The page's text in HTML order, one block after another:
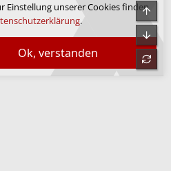
Ok, verstanden
Einstellung unserer Cookies finden
.